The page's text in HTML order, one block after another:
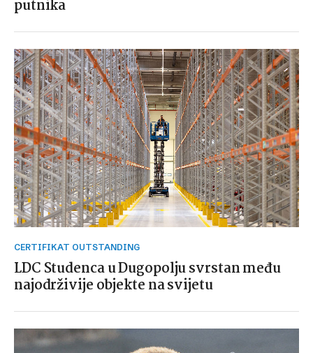
putnika
CERTIFIKAT OUTSTANDING
LDC Studenca u Dugopolju svrstan među
najodrživije objekte na svijetu